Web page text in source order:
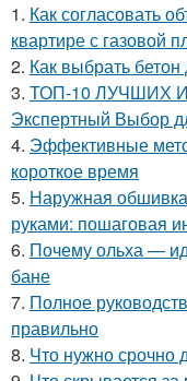
1. Как согласовать
квартире с газовой
2. Как выбрать бетон
3. ТОП-10 ЛУЧШИХ
Экспертный Выбор
4. Эффективные
короткое время
5. Наружная
руками: пошаговая
6. Почему ольха —
бане
7. Полное
правильно
8. Что нужно срочно